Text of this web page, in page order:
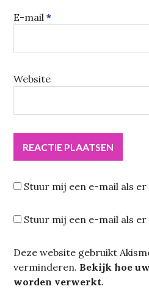
E-mail*
Website
Stuur mij een e-mail als
Stuur mij een e-mail als
Deze website gebruikt
verminderen. Bekijk hoe
worden verwerkt.